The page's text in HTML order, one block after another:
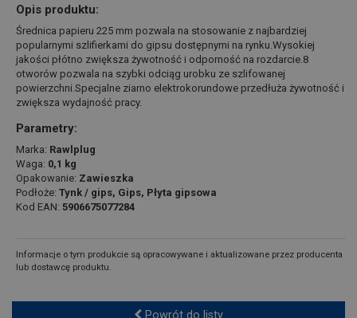
Opis produktu:
Średnica papieru 225 mm pozwala na stosowanie z najbardziej
popularnymi szlifierkami do gipsu dostępnymi na rynku.Wysokiej
jakości płótno zwiększa żywotność i odporność na rozdarcie.8
otworów pozwala na szybki odciąg urobku ze szlifowanej
powierzchni.Specjalne ziarno elektrokorundowe przedłuża żywotność i
zwiększa wydajność pracy.
Parametry:
Marka: Rawlplug
Waga: 0,1 kg
Opakowanie: Zawieszka
Podłoże: Tynk / gips, Gips, Płyta gipsowa
Kod EAN: 5906675077284
Informacje o tym produkcie są opracowywane i aktualizowane przez producenta
lub dostawcę produktu.
Powrót do listy